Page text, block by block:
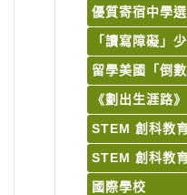
優質寄宿中學
「讀寫障礙」
留學美國「倒
《劃出生涯路
STEM 創科教
STEM 創科教
國際學校